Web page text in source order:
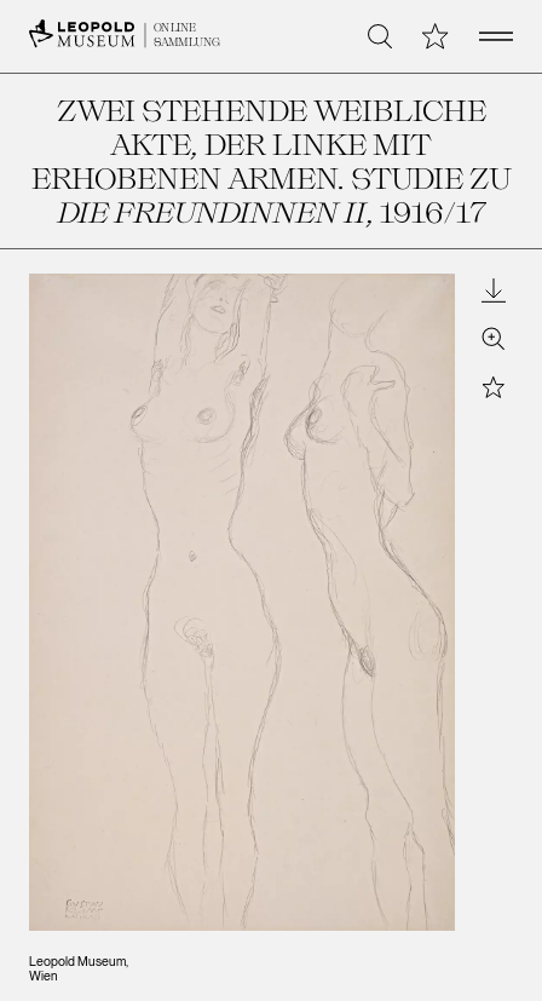
ONLINE
SAMMLUNG
Suche Meine Open
ZWEI STEHENDE WEIBLICHE
AKTE, DER LINKE MIT
ERHOBENEN ARMEN. STUDIE ZU
DIE FREUNDINNEN II, 1916/17
Leopold Museum,
Wien
Zoom
Star